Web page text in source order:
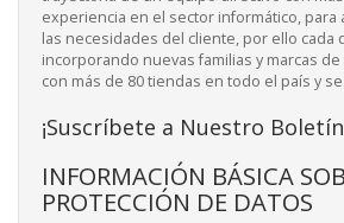
experiencia en el sector informático, para
las necesidades del cliente, por ello cada
incorporando nuevas familias y marcas
con más de 80 tiendas en todo el país y
¡Suscríbete a Nuestro
INFORMACIÓN BÁSICA
PROTECCIÓN DE DATOS